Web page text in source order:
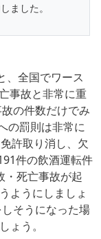
ました。
、全国でワース
事故と非常に重
の件数だけでみ
の罰則は非常に
許取り消し、欠
件の飲酒運転件
・死亡事故が起
ようにしましょ
そうになった場
ょう。